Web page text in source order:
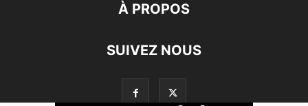
À PROPOS
SUIVEZ NOUS